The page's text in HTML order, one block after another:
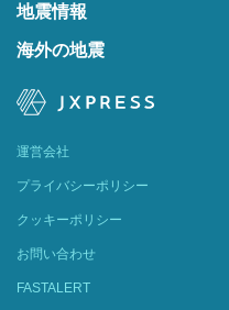
地震情報
海外の地震
運営会社
プライバシーポリシー
クッキーポリシー
お問い合わせ
FASTALERT